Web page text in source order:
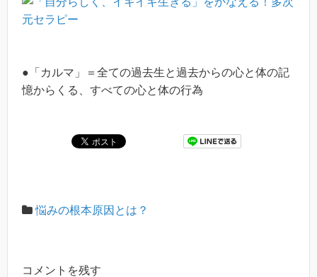
●「カルマ」＝全ての過去生と過去からの心と体の記
憶からくる、すべての心と体の行為
悩みの根本原因とは？
コメントを残す